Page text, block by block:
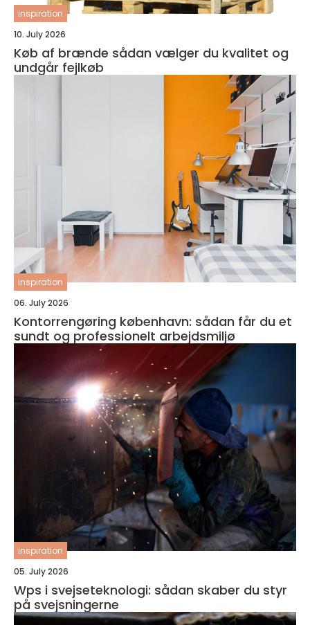
inspiration
10. July 2026
Køb af brænde sådan vælger du kvalitet og
undgår fejlkøb
inspiration
06. July 2026
Kontorrengøring københavn: sådan får du et
sundt og professionelt arbejdsmiljø
inspiration
05. July 2026
Wps i svejseteknologi: sådan skaber du styr
på svejsningerne